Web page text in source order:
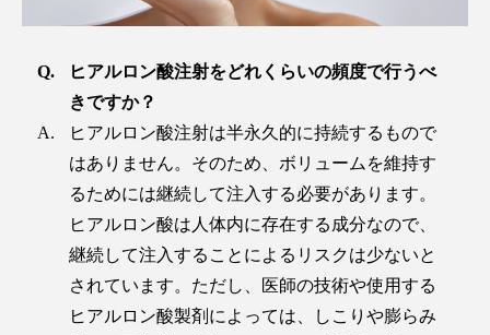
ヒアルロン酸注射をどれくらいの頻度で行うべ
きですか？
ヒアルロン酸注射は半永久的に持続するもので
はありません。そのため、ボリュームを維持す
るためには継続して注入する必要があります。
ヒアルロン酸は人体内に存在する成分なので、
継続して注入することによるリスクは少ないと
されています。ただし、医師の技術や使用する
ヒアルロン酸製剤によっては、しこりや膨らみ